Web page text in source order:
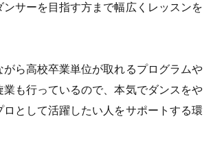
サーを目指す方まで幅広くレッスンを
がら高校卒業単位が取れるプログラムや
業も行っているので、本気でダンスをや
ロとして活躍したい人をサポートする環